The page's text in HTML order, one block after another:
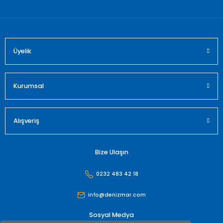
Üyelik
Kurumsal
Alışveriş
Bize Ulaşın
0232 483 42 18
info@denizmar.com
Sosyal Medya